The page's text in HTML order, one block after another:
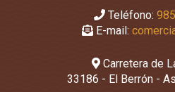
Teléfono:
E-mail:
Carretera de
33186 - El Berrón -